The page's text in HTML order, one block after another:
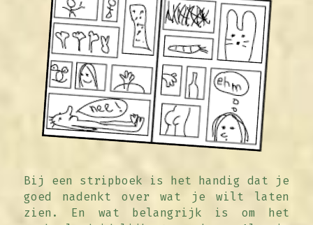
Bij een stripboek is het handig dat je
goed nadenkt over wat je wilt laten
zien. En wat belangrijk is om het